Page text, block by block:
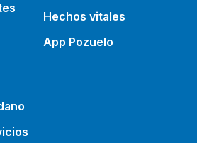
Hechos vitales
App Pozuelo